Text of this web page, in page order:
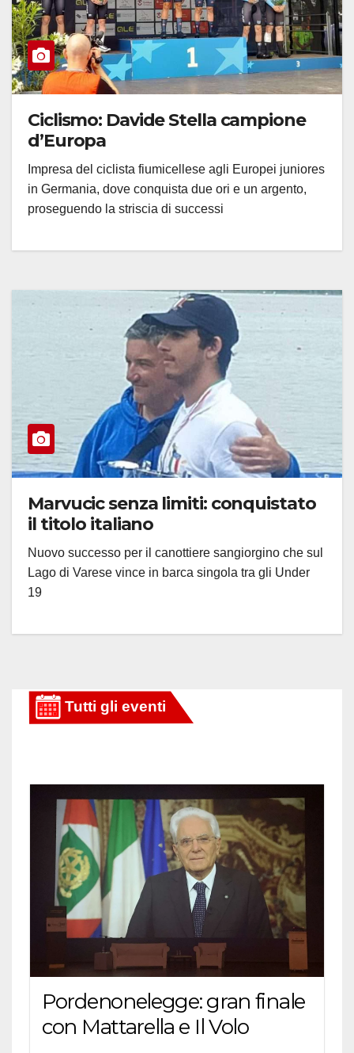
Ciclismo: Davide Stella campione
d’Europa
Impresa del ciclista fiumicellese agli Europei juniores
in Germania, dove conquista due ori e un argento,
proseguendo la striscia di successi
Marvucic senza limiti: conquistato
il titolo italiano
Nuovo successo per il canottiere sangiorgino che sul
Lago di Varese vince in barca singola tra gli Under
19
Pordenonelegge: gran finale
con Mattarella e Il Volo